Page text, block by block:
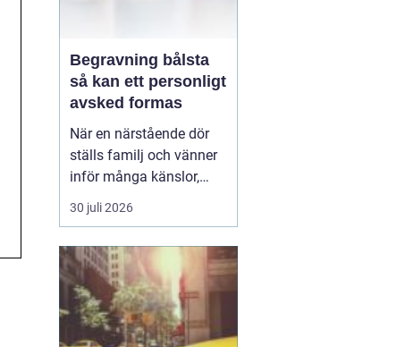
Begravning bålsta
så kan ett personligt
avsked formas
När en närstående dör
ställs familj och vänner
inför många känslor,
men också praktiska
beslut.
ceremoni i någon av
Håbo församlings kyrkor
eller ka...
30 juli 2026